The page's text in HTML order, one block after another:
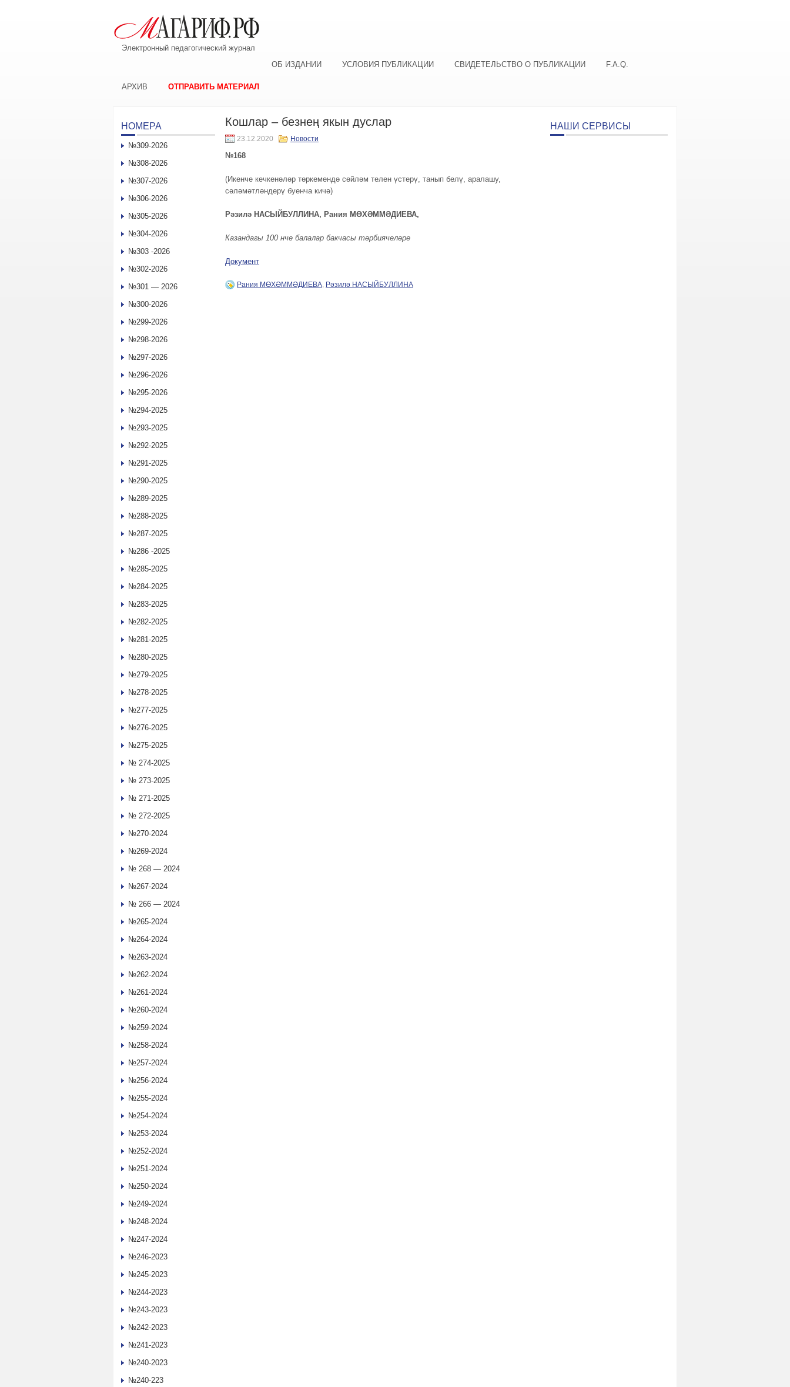
Электронный педагогический журнал
ОБ ИЗДАНИИ
УСЛОВИЯ ПУБЛИКАЦИИ СВИДЕТЕЛЬСТВО О ПУБЛИКАЦИИ F.A.Q.
АРХИВ ОТПРАВИТЬ МАТЕРИАЛ
Кошлар – безнең якын дуслар
23.12.2020 Новости
№168
(Икенче кечкенәләр төркемендә сөйләм телен үстерү, танып белү, аралашу,
сәләмәтләндерү буенча кичә)
Рәзилә НАСЫЙБУЛЛИНА, Рания МӨХӘММӘДИЕВА,
Казандагы 100 нче балалар бакчасы тәрбиячеләре
Документ
Рания МӨХӘММӘДИЕВА, Рәзилә НАСЫЙБУЛЛИНА
НОМЕРА
№309-2026
№308-2026
№307-2026
№306-2026
№305-2026
№304-2026
№303 -2026
№302-2026
№301 — 2026
№300-2026
№299-2026
№298-2026
№297-2026
№296-2026
№295-2026
№294-2025
№293-2025
№292-2025
№291-2025
№290-2025
№289-2025
№288-2025
№287-2025
№286 -2025
№285-2025
№284-2025
№283-2025
№282-2025
№281-2025
№280-2025
№279-2025
№278-2025
№277-2025
№276-2025
№275-2025
№ 274-2025
№ 273-2025
№ 271-2025
№ 272-2025
№270-2024
№269-2024
№ 268 — 2024
№267-2024
№ 266 — 2024
№265-2024
№264-2024
№263-2024
№262-2024
№261-2024
№260-2024
№259-2024
№258-2024
№257-2024
№256-2024
№255-2024
№254-2024
№253-2024
№252-2024
№251-2024
№250-2024
№249-2024
№248-2024
№247-2024
№246-2023
№245-2023
№244-2023
№243-2023
№242-2023
№241-2023
№240-2023
№240-223
НАШИ СЕРВИСЫ